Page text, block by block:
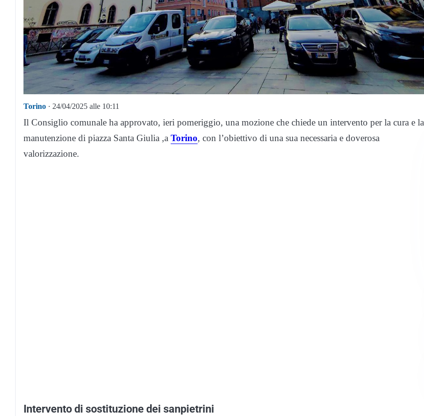
Torino · 24/04/2025 alle 10:11
Il Consiglio comunale ha approvato, ieri pomeriggio, una mozione che chiede un intervento per la cura e la
manutenzione di piazza Santa Giulia ,a Torino, con l’obiettivo di una sua necessaria e doverosa
valorizzazione.
Intervento di sostituzione dei sanpietrini